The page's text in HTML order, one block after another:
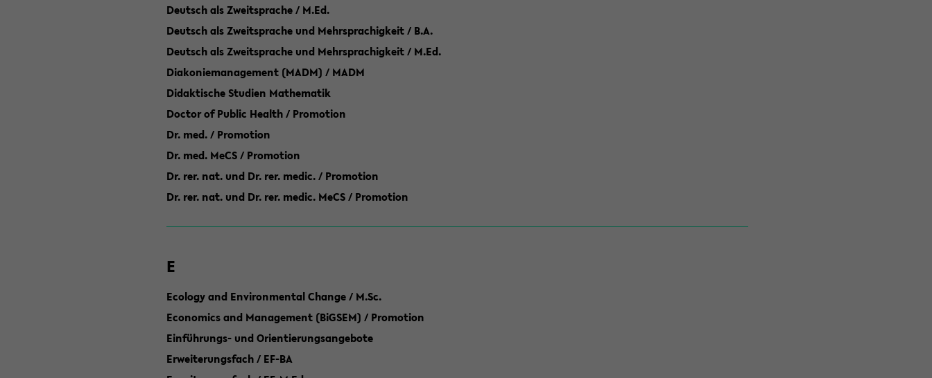
Deutsch als Zweitsprache / M.Ed.
Deutsch als Zweitsprache und Mehrsprachigkeit / B.A.
Deutsch als Zweitsprache und Mehrsprachigkeit / M.Ed.
Diakoniemanagement (MADM) / MADM
Didaktische Studien Mathematik
Doctor of Public Health / Promotion
Dr. med. / Promotion
Dr. med. MeCS / Promotion
Dr. rer. nat. und Dr. rer. medic. / Promotion
Dr. rer. nat. und Dr. rer. medic. MeCS / Promotion
E
Ecology and Environmental Change / M.Sc.
Economics and Management (BiGSEM) / Promotion
Einführungs- und Orientierungsangebote
Erweiterungsfach / EF-BA